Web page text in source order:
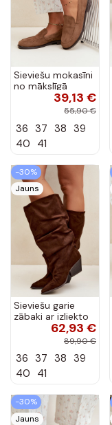
Sieviešu mokasīni
no mākslīgā
zamša, brūnā
krāsā Laisie
39,13 €
55,90 €
36 37 38 39
40 41
-30%
Jauns
Sieviešu garie
zābaki ar izliekto
augšdaļu un
papēžiem no
Durela
62,93 €
89,90 €
36 37 38 39
40 41
-30%
Jauns